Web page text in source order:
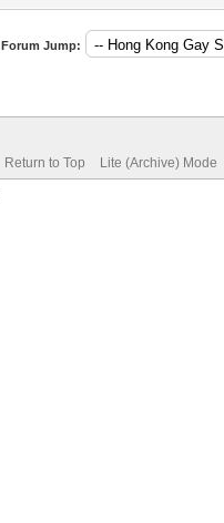
Forum Jump:
Return to Top Lite (Archive) Mode